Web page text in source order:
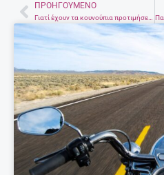
PrevΠΡΟΗΓΟΎΜΕΝΟ
Γιατί έχουν τα κουνούπια προτιμήσεις;